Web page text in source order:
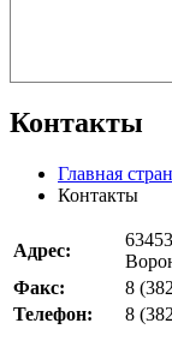
Контакты
Главная
Контакты
Адрес:
Факс:
8
Телефон:
8